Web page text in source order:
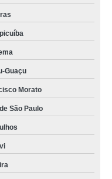
Guaçu
Morato
São Paulo